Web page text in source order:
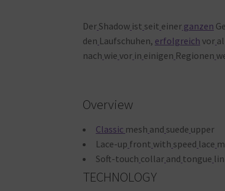
Der Shadow ist seit einer ganzen
den Laufschuhen, erfolgreich vor
nach wie vor in einigen Regionen
Overview
Classic mesh and suede upper
Lace-up front with speed lace
Soft-touch collar and tongue
TECHNOLOGY